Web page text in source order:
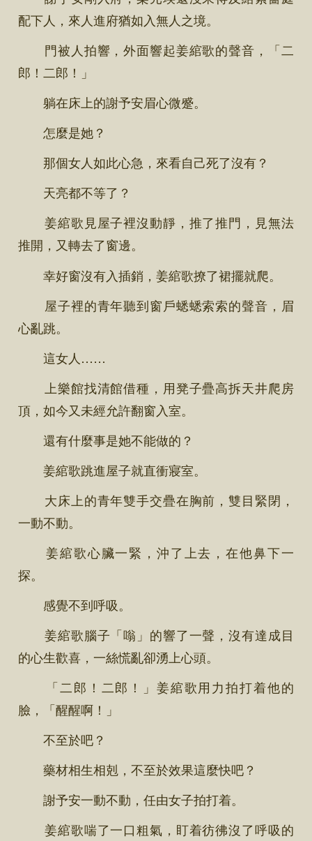
配下人，來人進府猶如入無人之境。
門被人拍響，外面響起姜綰歌的聲音，「二
郎！二郎！」
躺在床上的謝予安眉心微蹙。
怎麼是她？
那個女人如此心急，來看自己死了沒有？
天亮都不等了？
姜綰歌見屋子裡沒動靜，推了推門，見無法
推開，又轉去了窗邊。
幸好窗沒有入插銷，姜綰歌撩了裙擺就爬。
屋子裡的青年聽到窗戶蟋蟋索索的聲音，眉
心亂跳。
這女人……
上樂館找清館借種，用凳子疊高拆天井爬房
頂，如今又未經允許翻窗入室。
還有什麼事是她不能做的？
姜綰歌跳進屋子就直衝寢室。
大床上的青年雙手交疊在胸前，雙目緊閉，
一動不動。
姜綰歌心臟一緊，沖了上去，在他鼻下一
探。
感覺不到呼吸。
姜綰歌腦子「嗡」的響了一聲，沒有達成目
的心生歡喜，一絲慌亂卻湧上心頭。
「二郎！二郎！」姜綰歌用力拍打着他的
臉，「醒醒啊！」
不至於吧？
藥材相生相剋，不至於效果這麼快吧？
謝予安一動不動，任由女子拍打着。
姜綰歌喘了一口粗氣，盯着彷彿沒了呼吸的